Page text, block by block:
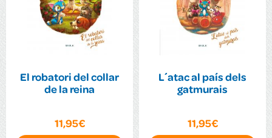
El robatori del collar
de la reina
11,95€
L´atac al país dels
gatmurais
11,95€